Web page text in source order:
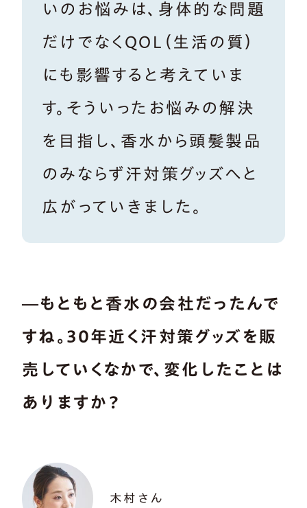
いのお悩みは、身体的な問題
だけでなくQOL（生活の質）
にも影響すると考えていま
す。そういったお悩みの解決
を目指し、香水から頭髪製品
のみならず汗対策グッズへと
広がっていきました。
―もともと香水の会社だったんで
すね。30年近く汗対策グッズを販
売していくなかで、変化したことは
ありますか？
木村さん